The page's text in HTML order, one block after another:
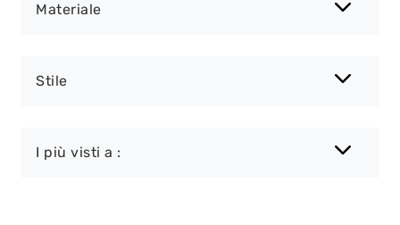
Materiale
Stile
I più visti a :